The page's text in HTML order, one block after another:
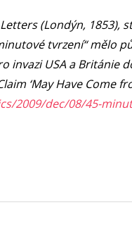
(Londýn, 1853),
tvrzení“ mělo
invazi USA a Británie
‘May Have Come
2009/dec/08/45-